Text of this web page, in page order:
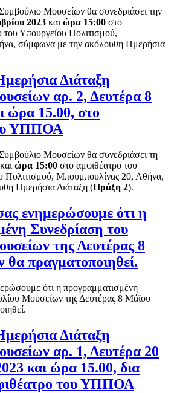
Μουσείων θα συνεδριάσει την
2023 και ώρα 15:00 στο
του Υπουργείου Πολιτισμού,
σύμφωνα με την ακόλουθη Ημερήσια
Διάταξη
αρ. 2, Δευτέρα 8
ώρα 15.00, στο
ΥΠΠΟΑ
Μουσείων θα συνεδριάσει τη
ώρα 15:00 στο αμφιθέατρο του
Πολιτισμού, Μπουμπουλίνας 20, Αθήνα,
Ημερήσια Διάταξη (Πράξη 2).
ενημερώσουμε ότι η
Συνεδρίαση του
της Δευτέρας 8
θα πραγματοποιηθεί.
ότι η προγραμματισμένη
Μουσείων της Δευτέρας 8 Μάϊου
Διάταξη
αρ. 1, Δευτέρα 20
και ώρα 15.00, δια
του ΥΠΠΟΑ